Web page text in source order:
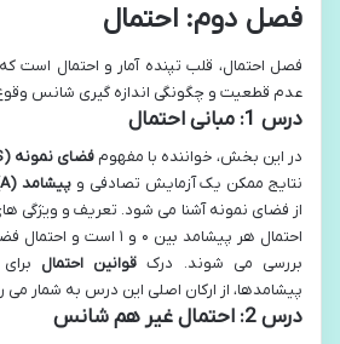
فصل دوم: احتمال
فصل احتمال، قلب تپنده آمار و احتمال است
عدم قطعیت و چگونگی اندازه گیری شانس وقوع
درس 1: مبانی احتمال
در این بخش، خواننده با مفهوم فضای نمونه (S)
نتایج ممکن یک آزمایش تصادفی و پیشامد (A)
از فضای نمونه آشنا می شود. تعریف و ویژگی
بررسی می شوند. درک قوانین احتمال
پیشامدها، از ارکان اصلی این درس به شمار می
درس 2: احتمال غیر هم شانس